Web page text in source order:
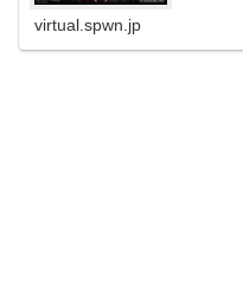
virtual.spwn.jp